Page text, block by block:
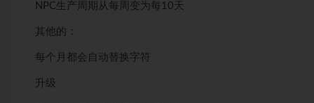
NPC生产周期从每周变为每10天
其他的：
每个月都会自动替换字符
升级